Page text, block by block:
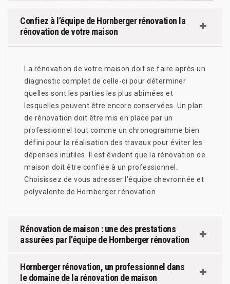
Confiez à l’équipe de Hornberger rénovation la
rénovation de votre maison
La rénovation de votre maison doit se faire après un
diagnostic complet de celle-ci pour déterminer
quelles sont les parties les plus abîmées et
lesquelles peuvent être encore conservées. Un plan
de rénovation doit être mis en place par un
professionnel tout comme un chronogramme bien
défini pour la réalisation des travaux pour éviter les
dépenses inutiles. Il est évident que la rénovation de
maison doit être confiée à un professionnel.
Choisissez de vous adresser l’équipe chevronnée et
polyvalente de Hornberger rénovation.
Rénovation de maison : une des prestations
assurées par l’équipe de Hornberger rénovation
Hornberger rénovation, un professionnel dans
le domaine de la rénovation de maison